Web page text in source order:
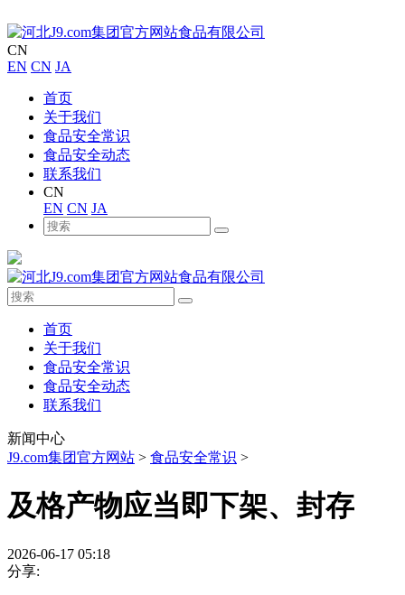
CN
EN CN JA
首页
关于我们
食品安全常识
食品安全动态
联系我们
CN
EN CN JA
首页
关于我们
食品安全常识
食品安全动态
联系我们
新闻中心
J9.com集团官方网站 > 食品安全常识 >
及格产物应当即下架、封存
2026-06-17 05:18
分享: